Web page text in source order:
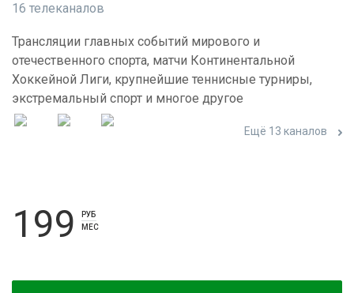
16 телеканалов
Трансляции главных событий мирового и
отечественного спорта, матчи Континентальной
Хоккейной Лиги, крупнейшие теннисные турниры,
экстремальный спорт и многое другое
Ещё 13 каналов
199
РУБ
МЕС